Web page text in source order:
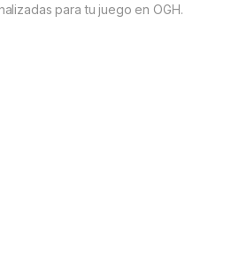
para tu juego en OGH.